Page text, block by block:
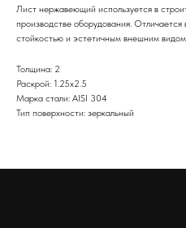
Лист нержавеющий используется в
производстве оборудования.
стойкостью и эстетичным внешним
Толщина: 2
Раскрой: 1.25х2.5
Марка стали: AISI 304
Тип поверхности: зеркальный